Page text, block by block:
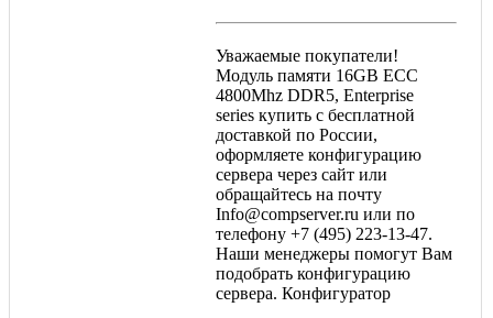
Уважаемые покупатели!
Модуль памяти 16GB ECC
4800Mhz DDR5, Enterprise
series купить с бесплатной
доставкой по России,
оформляете конфигурацию
сервера через сайт или
обращайтесь на почту
Info@compserver.ru или по
телефону +7 (495) 223-13-47.
Наши менеджеры помогут Вам
подобрать конфигурацию
сервера. Конфигуратор